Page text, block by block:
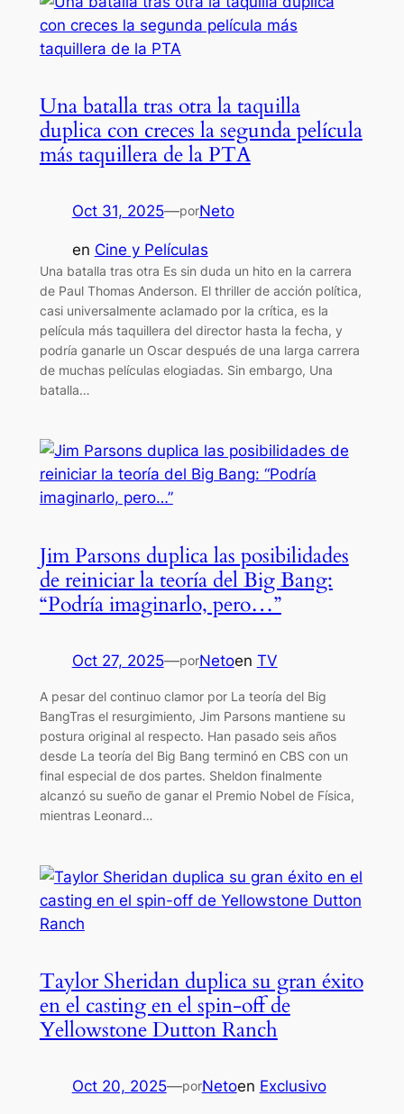
Una batalla tras otra la taquilla
duplica con creces la segunda película
más taquillera de la PTA
Oct 31, 2025—porNeto
en Cine y Películas
Una batalla tras otra Es sin duda un hito en la carrera
de Paul Thomas Anderson. El thriller de acción política,
casi universalmente aclamado por la crítica, es la
película más taquillera del director hasta la fecha, y
podría ganarle un Oscar después de una larga carrera
de muchas películas elogiadas. Sin embargo, Una
batalla…
Jim Parsons duplica las posibilidades
de reiniciar la teoría del Big Bang:
“Podría imaginarlo, pero…”
Oct 27, 2025—porNetoen TV
A pesar del continuo clamor por La teoría del Big
BangTras el resurgimiento, Jim Parsons mantiene su
postura original al respecto. Han pasado seis años
desde La teoría del Big Bang terminó en CBS con un
final especial de dos partes. Sheldon finalmente
alcanzó su sueño de ganar el Premio Nobel de Física,
mientras Leonard…
Taylor Sheridan duplica su gran éxito
en el casting en el spin-off de
Yellowstone Dutton Ranch
Oct 20, 2025—porNetoen Exclusivo